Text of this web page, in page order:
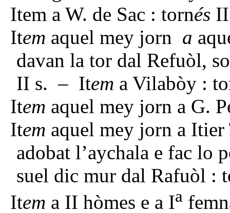
Item a W. de Sac : tornés
Item aquel mey jorn a
davan la tor dal Refuòl,
II s.– Item a Vilabòy :
Item aquel mey jorn a G.
Item aquel mey jorn a Itier
adobat l’aychala e fac lo
suel dic mur dal Rafuòl :
Item a II hòmes e a Ia